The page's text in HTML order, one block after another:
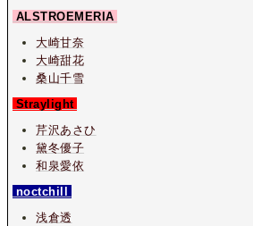
ALSTROEMERIA
大崎甘奈
大崎甜花
桑山千雪
Straylight
芹沢あさひ
黛冬優子
和泉愛依
noctchill
浅倉透